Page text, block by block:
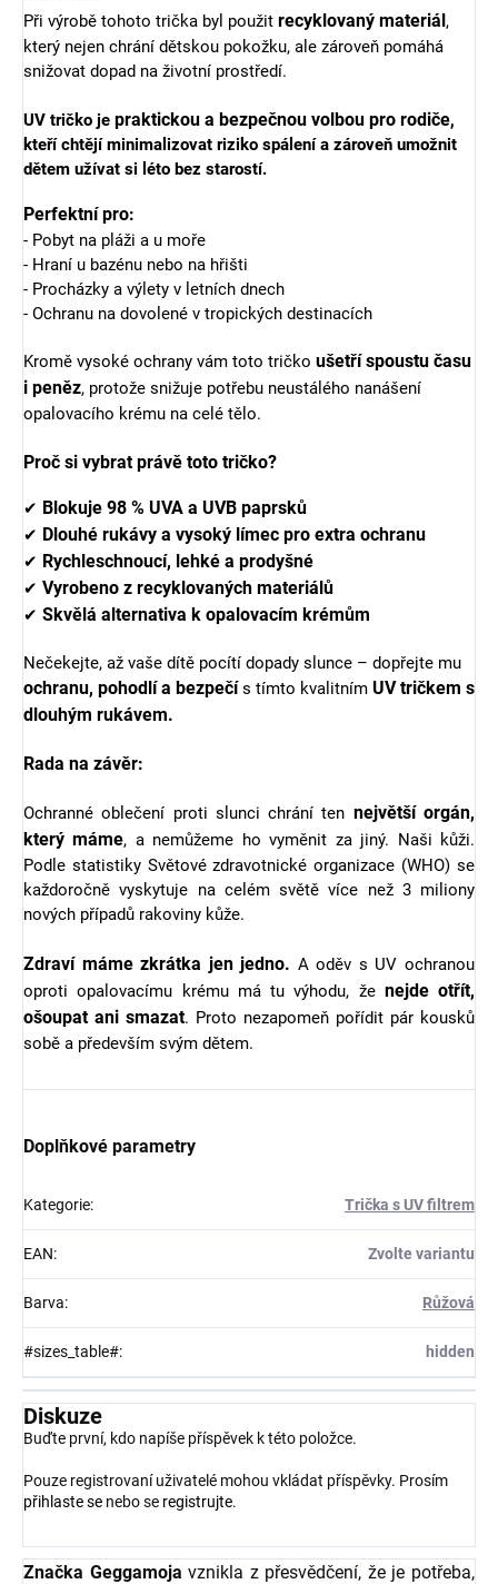
Při výrobě tohoto trička byl použit recyklovaný materiál,
který nejen chrání dětskou pokožku, ale zároveň pomáhá
snižovat dopad na životní prostředí.
UV tričko je praktickou a bezpečnou volbou pro rodiče,
kteří chtějí minimalizovat riziko spálení a zároveň umožnit
dětem užívat si léto bez starostí.
Perfektní pro:
- Pobyt na pláži a u moře
- Hraní u bazénu nebo na hřišti
- Procházky a výlety v letních dnech
- Ochranu na dovolené v tropických destinacích
Kromě vysoké ochrany vám toto tričko ušetří spoustu času
i peněz, protože snižuje potřebu neustálého nanášení
opalovacího krému na celé tělo.
Proč si vybrat právě toto tričko?
✔ Blokuje 98 % UVA a UVB paprsků
✔ Dlouhé rukávy a vysoký límec pro extra ochranu
✔ Rychleschnoucí, lehké a prodyšné
✔ Vyrobeno z recyklovaných materiálů
✔ Skvělá alternativa k opalovacím krémům
Nečekejte, až vaše dítě pocítí dopady slunce – dopřejte mu
ochranu, pohodlí a bezpečís tímto kvalitním UV tričkem s
dlouhým rukávem.
Rada na závěr:
Ochranné oblečení proti slunci chrání ten největší orgán,
který máme, a nemůžeme ho vyměnit za jiný. Naši kůži.
Podle statistiky Světové zdravotnické organizace (WHO) se
každoročně vyskytuje na celém světě více než 3 miliony
nových případů rakoviny kůže.
Zdraví máme zkrátka jen jedno. A oděv s UV ochranou
oproti opalovacímu krému má tu výhodu, že nejde otřít,
ošoupat ani smazat. Proto nezapomeň pořídit pár kousků
sobě a především svým dětem.
Doplňkové parametry
Kategorie: Trička s UV filtrem
EAN: Zvolte variantu
Barva: Růžová
#sizes_table#: hidden
Diskuze
Buďte první, kdo napíše příspěvek k této položce.
Pouze registrovaní uživatelé mohou vkládat příspěvky. Prosím
přihlaste se nebo se registrujte.
Značka Geggamoja vznikla z přesvědčení, že je potřeba,